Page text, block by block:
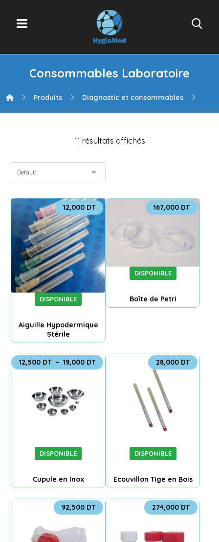
Consommables Laboratoire
Produits Diagnostic et consommables
11 résultats affichés
DISPONIBLE
Aiguille Hypodermique
Stérile
12,000 DT
DISPONIBLE
Boîte de Petri
167,000 DT
DISPONIBLE
Cupule en Inox
12,500 DT – 19,000 DT
DISPONIBLE
Ecouvillon Tige en Bois
28,000 DT
92,500 DT 274,000 DT